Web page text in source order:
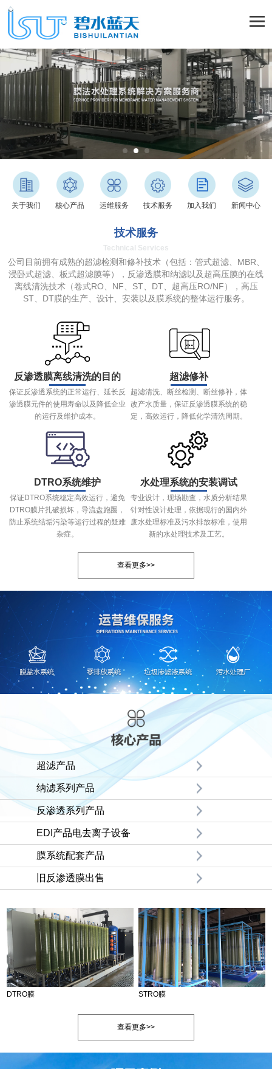
关于我们 核心产品 运维服务 技术服务 加入我们 新闻中心
技术服务
Technical Services
公司目前拥有成熟的超滤检测和修补技术（包括：管式超滤、MBR、
浸卧式超滤、板式超滤膜等），反渗透膜和纳滤以及超高压膜的在线
离线清洗技术（卷式RO、NF、ST、DT、超高压RO/NF），高压
ST、DT膜的生产、设计、安装以及膜系统的整体运行服务。
反渗透膜离线清洗的目的
保证反渗透系统的正常运行、延长反
渗透膜元件的使用寿命以及降低企业
的运行及维护成本。
超滤修补
超滤清洗、断丝检测、断丝修补，体
改产水质量，保证反渗透膜系统的稳
定，高效运行，降低化学清洗周期。
DTRO系统维护
保证DTRO系统稳定高效运行，避免
DTRO膜片扎破损坏，导流盘跑圈，
防止系统结垢污染等运行过程的疑难
杂症。
水处理系统的安装调试
专业设计，现场勘查，水质分析结果
针对性设计处理，依据现行的国内外
废水处理标准及污水排放标准，使用
新的水处理技术及工艺。
查看更多>>
超滤产品
纳滤系列产品
反渗透系列产品
EDI产品电去离子设备
膜系统配套产品
旧反渗透膜出售
DTRO膜 STRO膜
查看更多>>